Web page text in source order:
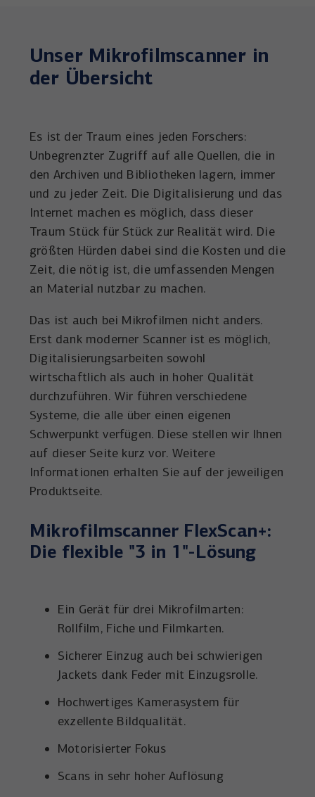
Unser Mikrofilmscanner in
der Übersicht
Es ist der Traum eines jeden Forschers:
Unbegrenzter Zugriff auf alle Quellen, die in
den Archiven und Bibliotheken lagern, immer
und zu jeder Zeit. Die Digitalisierung und das
Internet machen es möglich, dass dieser
Traum Stück für Stück zur Realität wird. Die
größten Hürden dabei sind die Kosten und die
Zeit, die nötig ist, die umfassenden Mengen
an Material nutzbar zu machen.
Das ist auch bei Mikrofilmen nicht anders.
Erst dank moderner Scanner ist es möglich,
Digitalisierungsarbeiten sowohl
wirtschaftlich als auch in hoher Qualität
durchzuführen. Wir führen verschiedene
Systeme, die alle über einen eigenen
Schwerpunkt verfügen. Diese stellen wir Ihnen
auf dieser Seite kurz vor. Weitere
Informationen erhalten Sie auf der jeweiligen
Produktseite.
Mikrofilmscanner FlexScan+:
Die flexible "3 in 1"-Lösung
Ein Gerät für drei Mikrofilmarten:
Rollfilm, Fiche und Filmkarten.
Sicherer Einzug auch bei schwierigen
Jackets dank Feder mit Einzugsrolle.
Hochwertiges Kamerasystem für
exzellente Bildqualität.
Motorisierter Fokus
Scans in sehr hoher Auflösung
Laufzeit 1 Tag
verfolgen.
Zweck
Wird verwendet, um YouTube-Inhalte zu
entsperren.